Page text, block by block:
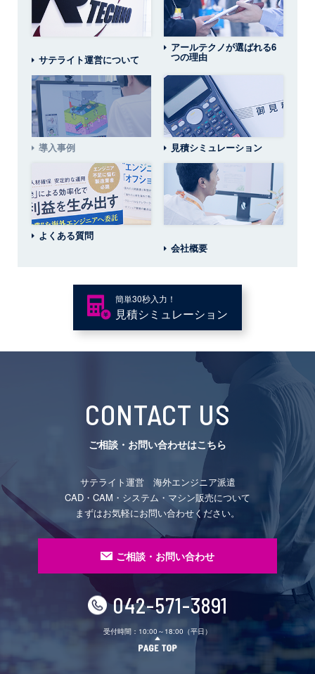
サテライト運営について
アールテクノが選ばれる6
つの理由
導入事例 見積シミュレーション
よくある質問
会社概要
簡単30秒入力！
見積シミュレーション
CONTACT US
ご相談・お問い合わせはこちら
サテライト運営 海外エンジニア派遣
CAD・CAM・システム・マシン販売について
まずはお気軽にお問い合わせください。
ご相談・お問い合わせ
042-571-3891
受付時間：10:00～18:00（平日）